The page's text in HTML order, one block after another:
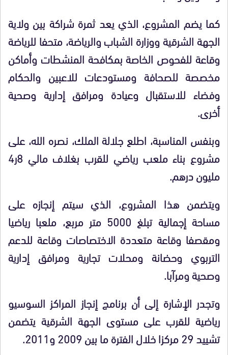
كما يضم المشروع، الذي يعد ثمرة شراكة بين ولاية
الجهة الشرقية ووزارة الشباب والرياضة، متحفا للرياضة
وقاعة للفحوص الخاصة بمكافحة المنشطات وأماكن
مخصصة للصحافة ومستودعات للاعبين والحكام
وفضاء للاستقبال وعيادة ومرافق إدارية وصحية
أخرى.
وبنفس المناسبة، اطلع جلالة الملك، نصره الله، على
مشروع بناء ملعب رياضي للقرب بغلاف مالي 8ر4
مليون درهم.
ويتضمن هذا المشروع، الذي سيتم إنجازه على
مساحة إجمالية تبلغ 5000 متر مربع، ملعبا رياضيا
ومقصفا وقاعة متعددة الاختصاصات وقاعة للدعم
التربوي وحضانة ومحلات تجارية ومرافق إدارية
وصحية ومرآبا.
وتجدر الإشارة إلى أن برنامج إنجاز المراكز السوسيو
رياضية للقرب على مستوى الجهة الشرقية يتضمن
تشييد 29 مركزا خلال الفترة ما بين 2009 و2011.